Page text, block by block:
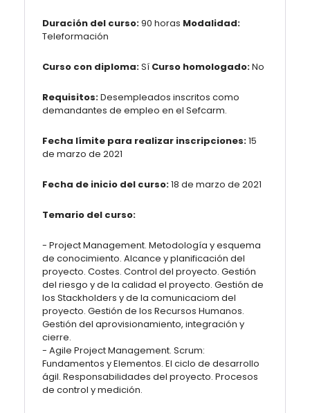
Duración del curso:90 horas Modalidad:
Teleformación
Curso con diploma:Sí Curso homologado:No
Requisitos:Desempleados inscritos como
demandantes de empleo en el Sefcarm.
Fecha límite para realizar inscripciones:15
de marzo de 2021
Fecha de inicio del curso:18 de marzo de 2021
Temario del curso:
- Project Management. Metodología y esquema
de conocimiento. Alcance y planificación del
proyecto. Costes. Control del proyecto. Gestión
del riesgo y de la calidad el proyecto. Gestión de
los Stackholders y de la comunicaciom del
proyecto. Gestión de los Recursos Humanos.
Gestión del aprovisionamiento, integración y
cierre.
- Agile Project Management. Scrum:
Fundamentos y Elementos. El ciclo de desarrollo
ágil. Responsabilidades del proyecto. Procesos
de control y medición.